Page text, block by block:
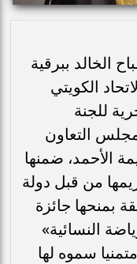
الخالد ببرقية
الكويتي
للجنة
مجلس التعاون
الأحمد، ضمنها
من قبل دولة
بمنحها جائزة
النسائية»
سموه لها